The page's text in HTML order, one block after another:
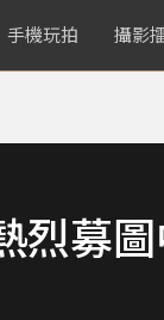
手機玩拍 攝影
烈募圖